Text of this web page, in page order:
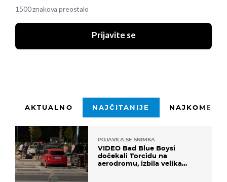
1500 znakova preostalo
Prijavite se
AKTUALNO NAJČITANIJE
POJAVILA SE SNIMKA
VIDEO Bad Blue Boysi
dočekali Torcidu na
aerodromu, izbila velika